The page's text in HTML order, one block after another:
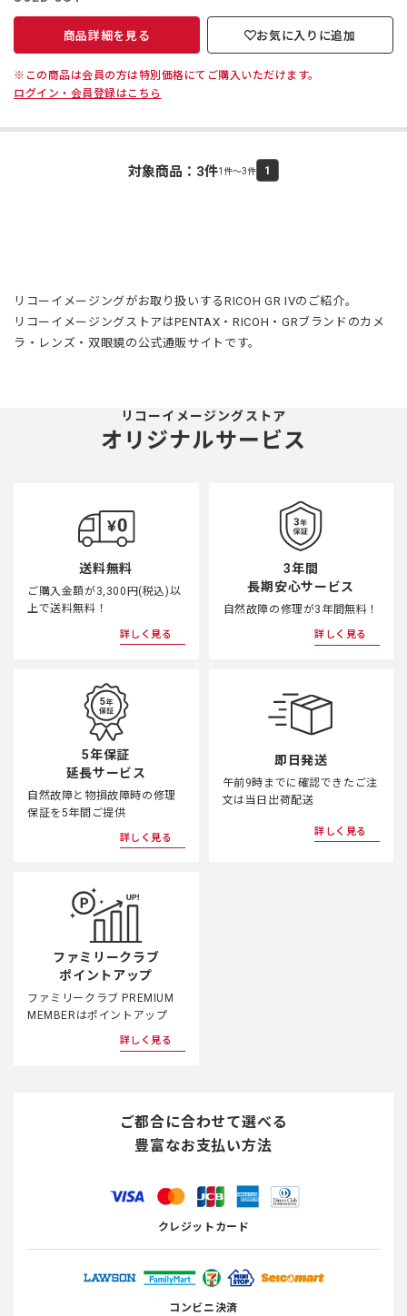
商品詳細を見る お気に入りに追加
※この商品は会員の方は特別価格にてご購入いただけます。
ログイン・会員登録はこちら
対象商品： 3件1件～3件 1
リコーイメージングがお取り扱いするRICOH GR IVのご紹介。
リコーイメージングストアはPENTAX・RICOH・GRブランドのカメ
ラ・レンズ・双眼鏡の公式通販サイトです。
リコーイメージングストア
オリジナルサービス
送料無料
ご購入金額が3,300円(税込)以
上で送料無料！
詳しく見る
3年間
長期安心サービス
自然故障の修理が3年間無料！
詳しく見る
5年保証
延長サービス
自然故障と物損故障時の修理
保証を5年間ご提供
詳しく見る
即日発送
午前9時までに確認できたご注
文は当日出荷配送
詳しく見る
ファミリークラブ
ポイントアップ
ファミリークラブ PREMIUM
MEMBERはポイントアップ
詳しく見る
ご都合に合わせて選べる
豊富なお支払い方法
クレジットカード
コンビニ決済